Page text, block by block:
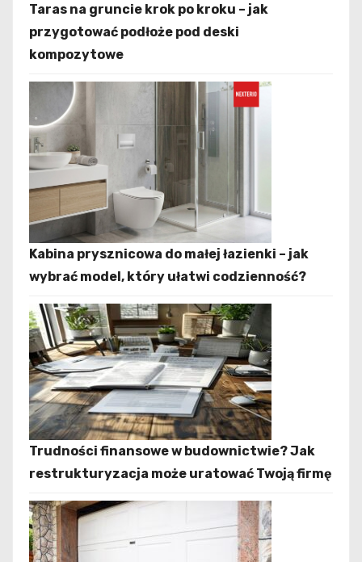
Taras na gruncie krok po kroku – jak
przygotować podłoże pod deski
kompozytowe
Kabina prysznicowa do małej łazienki – jak
wybrać model, który ułatwi codzienność?
Trudności finansowe w budownictwie? Jak
restrukturyzacja może uratować Twoją firmę